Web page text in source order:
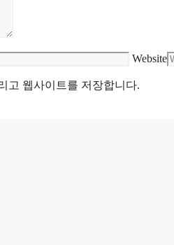
Website
고 웹사이트를 저장합니다.